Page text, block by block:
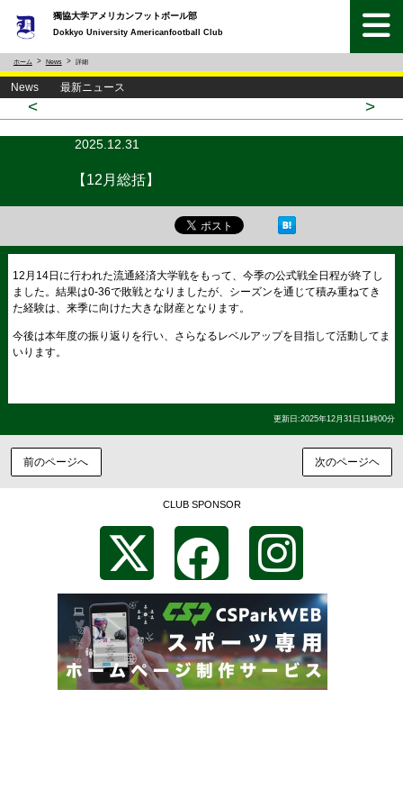
獨協大学アメリカンフットボール部
Dokkyo University Americanfootball Club
ホーム News 詳細
News 最新ニュース
< >
2025.12.31
【12月総括】
12月14日に行われた流通経済大学戦をもって、今季の公式戦全日程が終了し
ました。結果は0-36で敗戦となりましたが、シーズンを通じて積み重ねてき
た経験は、来季に向けた大きな財産となります。
今後は本年度の振り返りを行い、さらなるレベルアップを目指して活動してま
いります。
更新日:2025年12月31日11時00分
前のページへ 次のページヘ
CLUB SPONSOR